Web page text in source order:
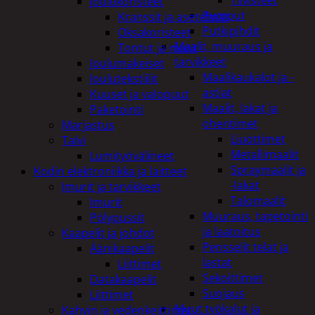
Pumput
Putkipihdit
Maalit, muuraus ja
tarvikkeet
Maalikaukalot ja -
astiat
Maalit, lakat ja
ohentimet
Liuottimet
Metallimaalit
Spraymaalit ja
-lakat
Talomaalit
Muuraus, tapetointi
ja laatoitus
Pensselit telat ja
lastat
Sekoittimet
Suojaus
Muut työkalut ja
Kranssit ja asetelmat
Oksakoristeet
Tontut ja muut
Joulumakeiset
Joulutekstiilit
Kuuset ja valopuut
Paketointi
Marjastus
Talvi
Lumityövälineet
Kodin elektroniikka ja laitteet
Imurit ja tarvikkeet
Imurit
Pölypussit
Kaapelit ja johdot
Äänikaapelit
Liittimet
Datakaapelit
Liittimet
Kahvin ja vedenkeittimet